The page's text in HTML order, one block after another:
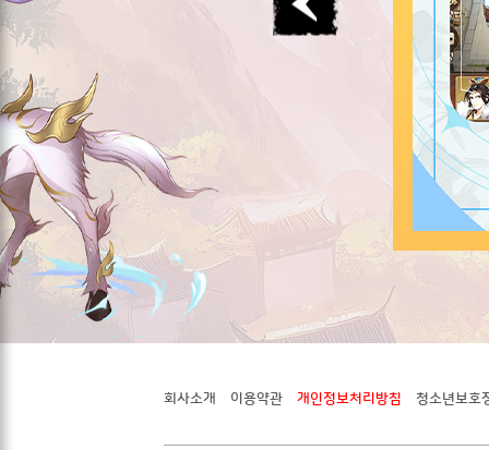
회사소개 이용약관 개인정보처리방침 청소년보호